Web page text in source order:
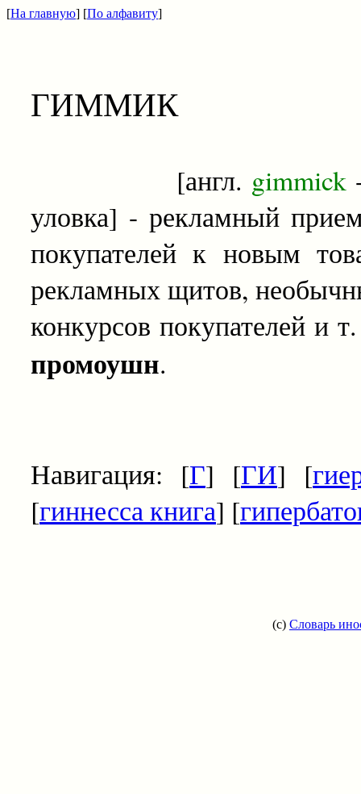
[На главную] [По алфавиту]
ГИММИК
[англ. gimmick
уловка] - рекламный
покупателей к новым
рекламных щитов,
конкурсов покупателей и
промоушн.
Навигация: [Г] [ГИ] [
[гиннесса книга] [
(c) Словарь